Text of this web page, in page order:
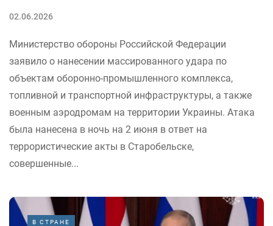
02.06.2026
Министерство обороны Российской Федерации
заявило о нанесении массированного удара по
объектам оборонно-промышленного комплекса,
топливной и транспортной инфраструктуры, а также
военным аэродромам на территории Украины. Атака
была нанесена в ночь на 2 июня в ответ на
террористические акты в Старобельске,
совершенные...
В СТРАНЕ